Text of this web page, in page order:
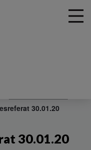
30.01.20
30.01.20